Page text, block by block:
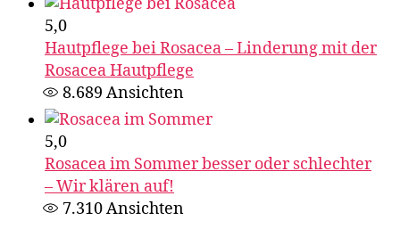
5,0
Hautpflege bei Rosacea – Linderung mit der
Rosacea Hautpflege
8.689 Ansichten
5,0
Rosacea im Sommer besser oder schlechter
– Wir klären auf!
7.310Ansichten